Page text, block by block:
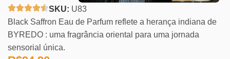
SKU: U83
Black Saffron Eau de Parfum reflete a herança indiana de
BYREDO : uma fragrância oriental para uma jornada
sensorial única.